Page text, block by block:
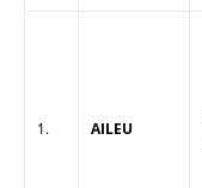
1. AILEU